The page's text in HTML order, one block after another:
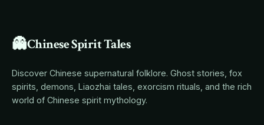
👻Chinese Spirit Tales
Discover Chinese supernatural folklore. Ghost stories, fox
spirits, demons, Liaozhai tales, exorcism rituals, and the rich
world of Chinese spirit mythology.